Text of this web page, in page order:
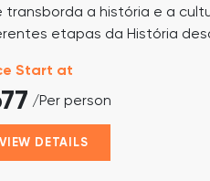
transborda a história e a
etapas da História
Start at
/Per person
VIEW DETAILS